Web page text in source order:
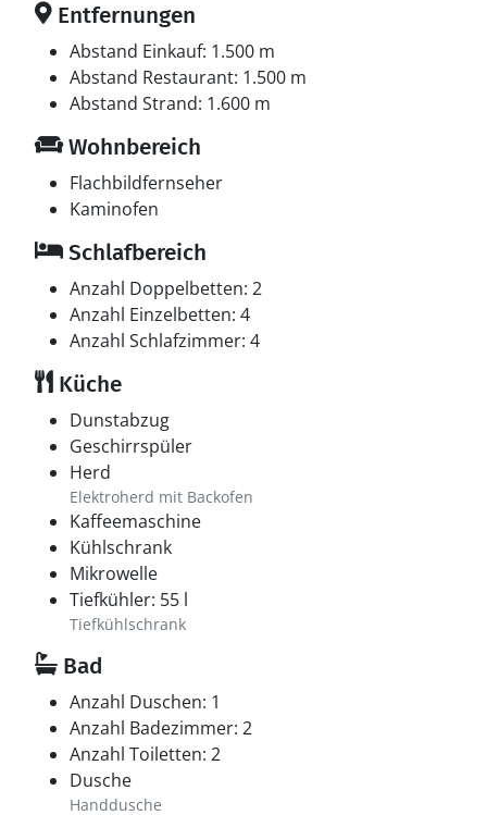
Entfernungen
Abstand Einkauf: 1.500 m
Abstand Restaurant: 1.500 m
Abstand Strand: 1.600 m
Wohnbereich
Flachbildfernseher
Kaminofen
Schlafbereich
Anzahl Doppelbetten: 2
Anzahl Einzelbetten: 4
Anzahl Schlafzimmer: 4
Küche
Dunstabzug
Geschirrspüler
Herd
Elektroherd mit Backofen
Kaffeemaschine
Kühlschrank
Mikrowelle
Tiefkühler: 55 l
Tiefkühlschrank
Bad
Anzahl Duschen: 1
Anzahl Badezimmer: 2
Anzahl Toiletten: 2
Dusche
Handdusche